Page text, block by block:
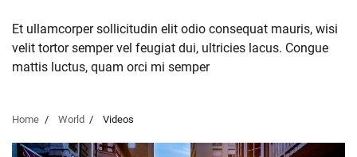
Et ullamcorper sollicitudin elit odio consequat mauris, wisi
velit tortor semper vel feugiat dui, ultricies lacus. Congue
mattis luctus, quam orci mi semper
Home World Videos